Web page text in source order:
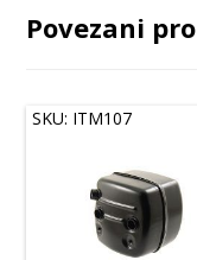
Povezani
SKU: ITM107